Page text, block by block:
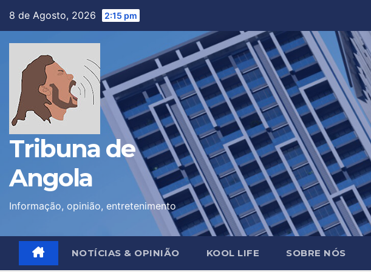
8 de Agosto, 2026 2:15 pm
Tribuna de
Angola
Informação, opinião, entretenimento
NOTÍCIAS & OPINIÃO KOOL LIFE SOBRE NÓS